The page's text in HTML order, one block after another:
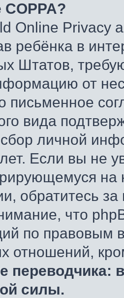
COPPA?
Online Privacy
ребёнка в
Штатов,
от
письменное
вида
личной
Если вы не
обратитесь
что
по правовым
отношений,
переводчика:
силы.